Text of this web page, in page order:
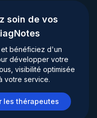
soin de vos
bénéficiez d'un
développer votre
visibilité optimisée
votre service.
les thérapeutes